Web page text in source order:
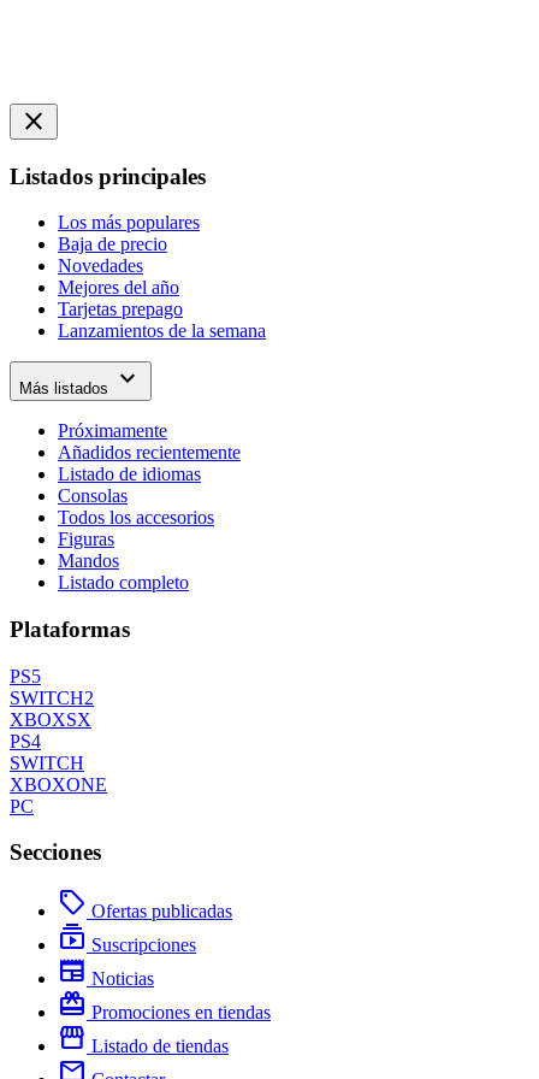
close
Listados principales
Los más populares
Baja de precio
Novedades
Mejores del año
Tarjetas prepago
Lanzamientos de la semana
Más listados expand_more
Próximamente
Añadidos recientemente
Listado de idiomas
Consolas
Todos los accesorios
Figuras
Mandos
Listado completo
Plataformas
PS5
SWITCH2
XBOXSX
PS4
SWITCH
XBOXONE
PC
Secciones
local_offer Ofertas publicadas
subscriptions Suscripciones
newspaper Noticias
redeem Promociones en tiendas
storefront Listado de tiendas
mail